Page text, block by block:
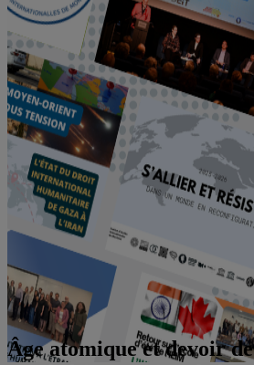
Âge atomique et devoir